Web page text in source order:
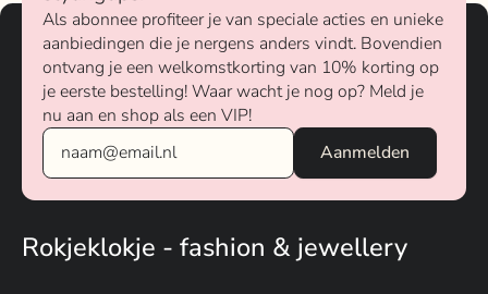
Als abonnee profiteer je van speciale acties en unieke
aanbiedingen die je nergens anders vindt. Bovendien
ontvang je een welkomstkorting van 10% korting op
je eerste bestelling! Waar wacht je nog op? Meld je
nu aan en shop als een VIP!
Rokjeklokje - fashion & jewellery